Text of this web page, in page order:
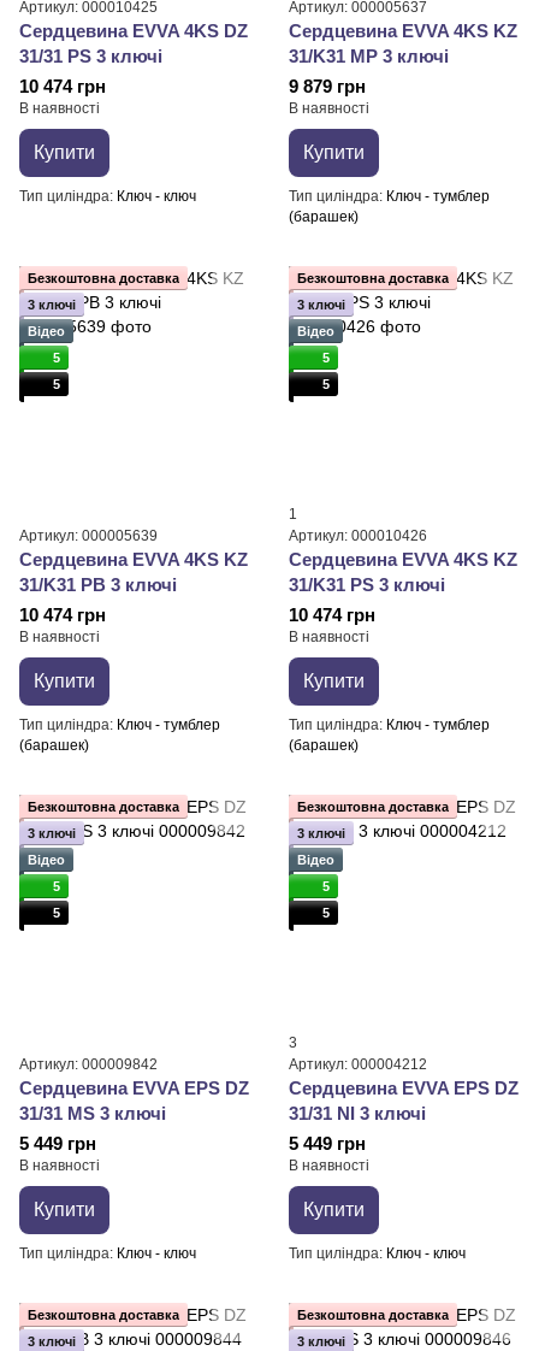
Артикул: 000010425
Сердцевина EVVA 4KS DZ
31/31 PS 3 ключі
10 474 грн
В наявності
Купити
Тип циліндра Ключ - ключ
Артикул: 000005637
Сердцевина EVVA 4KS KZ
31/K31 MP 3 ключі
9 879 грн
В наявності
Купити
Тип циліндра Ключ - тумблер
(барашек)
Безкоштовна доставка
3 ключі
Відео
5
5
Артикул: 000005639
Сердцевина EVVA 4KS KZ
31/K31 PB 3 ключі
10 474 грн
В наявності
Купити
Тип циліндра Ключ - тумблер
(барашек)
Безкоштовна доставка
3 ключі
Відео
5
5
1
Артикул: 000010426
Сердцевина EVVA 4KS KZ
31/K31 PS 3 ключі
10 474 грн
В наявності
Купити
Тип циліндра Ключ - тумблер
(барашек)
Безкоштовна доставка
3 ключі
Відео
5
5
Артикул: 000009842
Сердцевина EVVA EPS DZ
31/31 MS 3 ключі
5 449 грн
В наявності
Купити
Тип циліндра Ключ - ключ
Безкоштовна доставка
3 ключі
Відео
5
5
3
Артикул: 000004212
Сердцевина EVVA EPS DZ
31/31 NI 3 ключі
5 449 грн
В наявності
Купити
Тип циліндра Ключ - ключ
Безкоштовна доставка
3 ключі
Безкоштовна доставка
3 ключі